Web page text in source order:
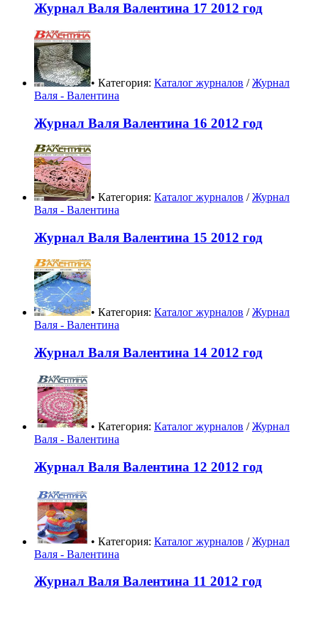
Журнал Валя Валентина 17 2012 год
• Категория: Каталог журналов /Журнал
Валя - Валентина
Журнал Валя Валентина 16 2012 год
• Категория: Каталог журналов /Журнал
Валя - Валентина
Журнал Валя Валентина 15 2012 год
• Категория: Каталог журналов /Журнал
Валя - Валентина
Журнал Валя Валентина 14 2012 год
• Категория: Каталог журналов /Журнал
Валя - Валентина
Журнал Валя Валентина 12 2012 год
• Категория: Каталог журналов /Журнал
Валя - Валентина
Журнал Валя Валентина 11 2012 год